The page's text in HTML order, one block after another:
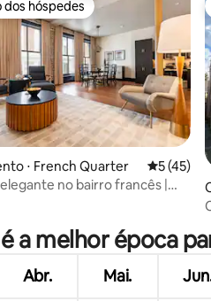
de 5, 18 avaliações
dos hóspedes
dos hóspedes
⋅ French Quarter 5 de uma
5 (45)
elegante no bairro francês |
a melhor época
Abr. Mai.